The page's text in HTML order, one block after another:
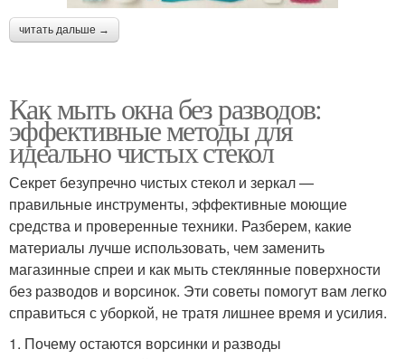
читать дальше →
Как мыть окна без разводов:
эффективные методы для
идеально чистых стекол
Секрет безупречно чистых стекол и зеркал —
правильные инструменты, эффективные моющие
средства и проверенные техники. Разберем, какие
материалы лучше использовать, чем заменить
магазинные спреи и как мыть стеклянные поверхности
без разводов и ворсинок. Эти советы помогут вам легко
справиться с уборкой, не тратя лишнее время и усилия.
1. Почему остаются ворсинки и разводы